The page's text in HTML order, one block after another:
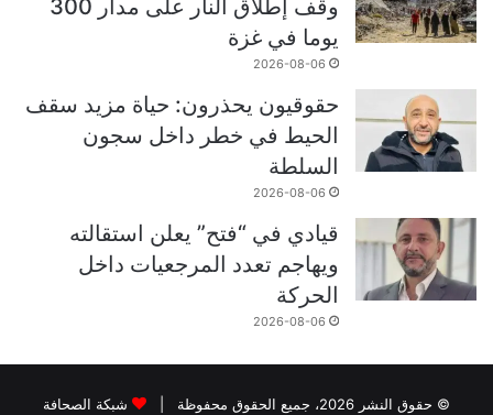
وقف إطلاق النار على مدار 300
يوما في غزة
2026-08-06
حقوقيون يحذرون: حياة مزيد سقف
الحيط في خطر داخل سجون
السلطة
2026-08-06
قيادي في “فتح” يعلن استقالته
ويهاجم تعدد المرجعيات داخل
الحركة
2026-08-06
© حقوق النشر 2026، جميع الحقوق محفوظة | شبكة الصحافة